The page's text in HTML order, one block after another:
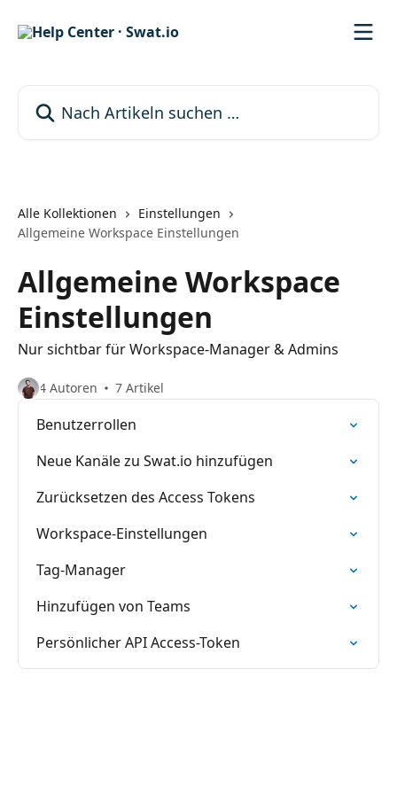
Alle Kollektionen
Einstellungen
Allgemeine Workspace Einstellungen
Allgemeine Workspace
Einstellungen
Nur sichtbar für Workspace-Manager & Admins
4 Autoren 7 Artikel
Benutzerrollen
Neue Kanäle zu Swat.io hinzufügen
Zurücksetzen des Access Tokens
Workspace-Einstellungen
Tag-Manager
Hinzufügen von Teams
Persönlicher API Access-Token